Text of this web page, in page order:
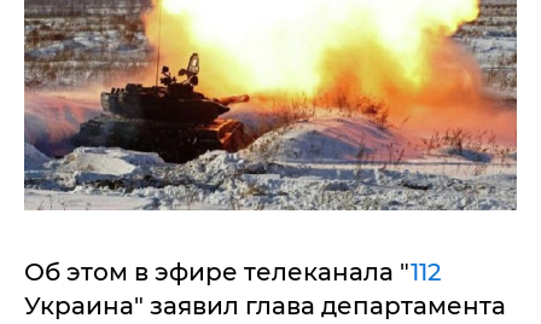
Об этом в эфире телеканала "112
Украина" заявил глава департамента